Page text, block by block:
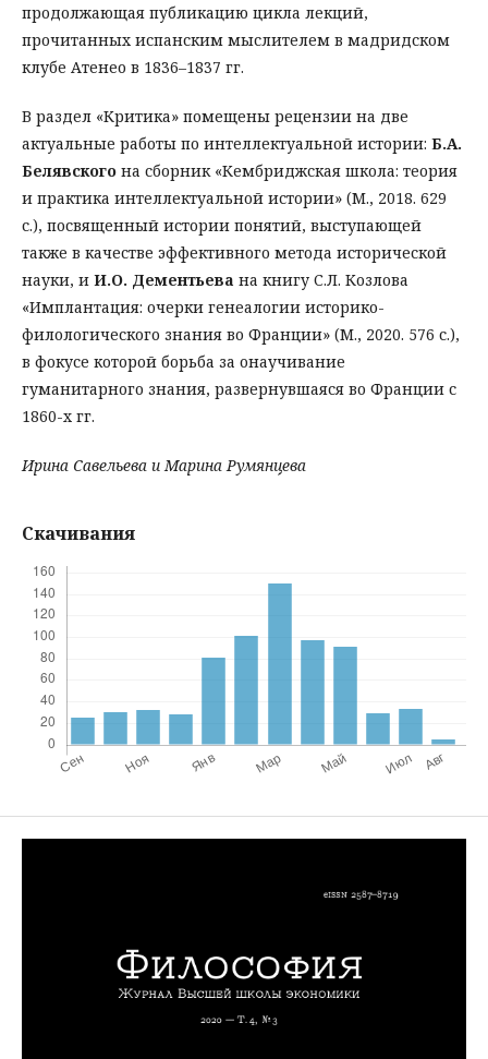
продолжающая публикацию цикла лекций,
прочитанных испанским мыслителем в мадридском
клубе Атенео в 1836–1837 гг.
В раздел «Критика» помещены рецензии на две
актуальные работы по интеллектуальной истории: Б.А.
Белявского на сборник «Кембриджская школа: теория
и практика интеллектуальной истории» (М., 2018. 629
с.), посвященный истории понятий, выступающей
также в качестве эффективного метода исторической
науки, и И.О. Дементьева на книгу С.Л. Козлова
«Имплантация: очерки генеалогии историко-
филологического знания во Франции» (М., 2020. 576 с.),
в фокусе которой борьба за онаучивание
гуманитарного знания, развернувшаяся во Франции с
1860-х гг.
Ирина Савельева и Марина Румянцева
Скачивания